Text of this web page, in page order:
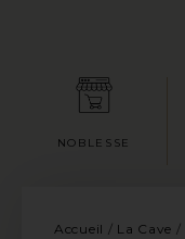
NOBLESSE
Accueil / La Cave /